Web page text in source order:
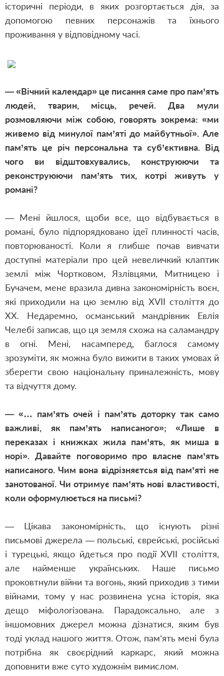
історичні періоди, в яких розгортається дія, за
допомогою певних персонажів та їхнього
проживання у відповідному часі.
— «Вічний календар» це писання саме про пам’ять
людей, тварин, місць, речей. Два мули
розмовляючи між собою, говорять зокрема: «ми
живемо від минулої пам’яті до майбутньої». Але
пам’ять це річ персональна та суб’єктивна. Від
чого ви відштовхувались, конструюючи та
реконструюючи пам’ять тих, котрі живуть у
романі?
— Мені йшлося, щоби все, що відбувається в
романі, було підпорядковано ідеї плинності часів,
повторюваності. Коли я глибше почав вивчати
доступні матеріали про цей невеличкий клаптик
землі між Чортковом, Язлівцями, Митницею і
Бучачем, мене вразила дивна закономірність воєн,
які приходили на цю землю від XVII століття до
XX. Недаремно, османський мандрівник Евлія
Челебі записав, що ця земля схожа на саламандру
в огні. Мені, насамперед, баглося самому
зрозуміти, як можна було вижити в таких умовах й
зберегти свою національну приналежність, мову
та відчуття дому.
— «… пам’ять очей і пам’ять доторку так само
важливі, як пам’ять написаного»; «Лише в
переказах і книжках жила пам’ять, як миша в
норі». Давайте поговоримо про власне пам’ять
написаного. Чим вона відрізняєтсья від пам’яті не
занотованої. Чи отримує пам’ять нові властивості,
коли оформулюється на письмі?
— Цікава закономірність, що існують різні
письмові джерела — польські, єврейські, російські
і турецькі, якщо йдеться про події XVII століття,
але найменше українських. Наше письмо
проковтнули війни та вогонь, який приходив з тими
війнами, тому у нас розвинена усна історія, яка
дещо міфологізована. Парадоксально, але з
іншомовних джерел можна дізнатися, яким був
тоді уклад нашого життя. Отож, пам’ять мені була
потрібна як своєрідний каркарс, який можна
доповнити вже суто художнім вимислом.